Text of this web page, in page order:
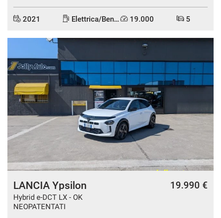
2021 Elettrica/Benzina 19.000 5
LANCIA Ypsilon
Hybrid e-DCT LX - OK
NEOPATENTATI
19.990 €